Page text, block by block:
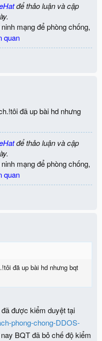
để thảo luận và cập
mạng để phòng chống,
quan
đã up bài hd nhưng
để thảo luận và cập
mạng để phòng chống,
quan
đã up bài hd nhưng bqt
được kiểm duyệt tại
phong-chong-DDOS-
BQT đã bỏ chế độ kiểm